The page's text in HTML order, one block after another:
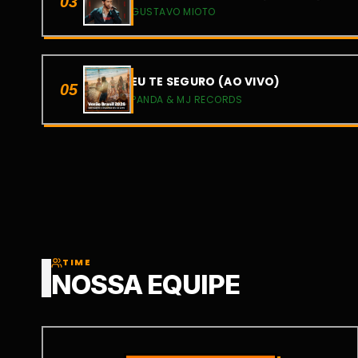
GUSTAVO MIOTO
05 EU TE SEGURO (AO VIVO)
PANDA & MJ RECORDS
TIME
NOSSA EQUIPE